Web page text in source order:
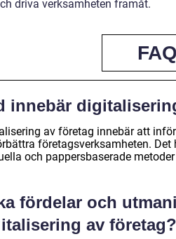
driva verksamheten framåt.
FAQ
innebär
av företag innebär att
företagsverksamheten.
och pappersbaserade
fördelar och
av företag?